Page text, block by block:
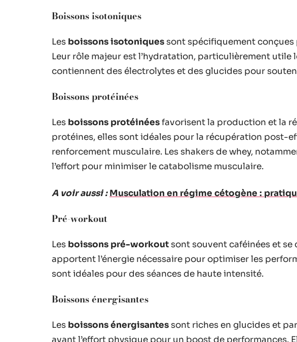
Boissons isotoniques
Les boissons isotoniques sont spécifiquement
Leur rôle majeur est l’hydratation, particulièrement utile
contiennent des électrolytes et des glucides pour
Boissons protéinées
Les boissons protéinéesfavorisent la production et la
protéines, elles sont idéales pour la récupération post-
renforcement musculaire. Les shakers de whey,
l’effort pour minimiser le catabolisme musculaire.
A voir aussi : Musculation en régime cétogène :
Pré-workout
Les boissons pré-workout sont souvent caféinées et se
apportent l’énergie nécessaire pour optimiser les
sont idéales pour des séances de haute intensité.
Boissons énergisantes
Les boissons énergisantes sont riches en glucides et
avant l’effort physique pour un boost de performances.